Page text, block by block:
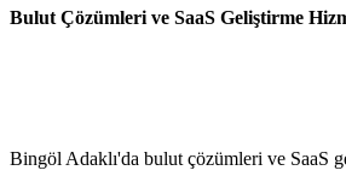
Bulut Çözümleri ve SaaS Geliştirme
Bingöl Adaklı'da bulut çözümleri ve SaaS